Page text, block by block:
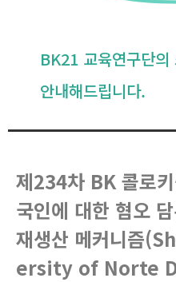
BK21 교육연구단의
안내해드립니다.
제234차 BK 콜로
국인에 대한 혐오
재생산 메커니즘
ersity of Norte